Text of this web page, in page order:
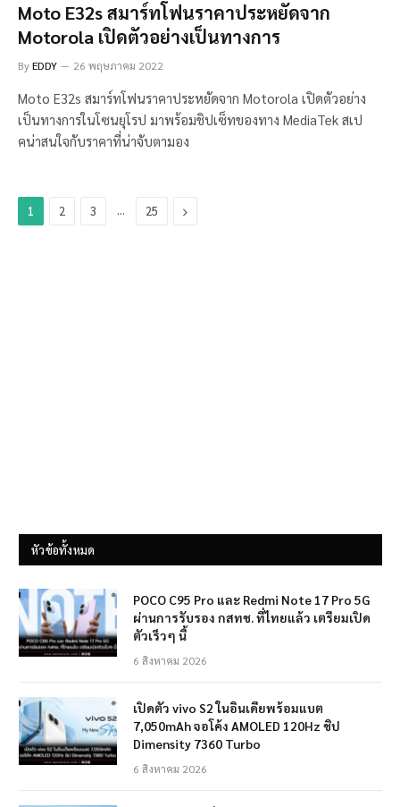
Moto E32s สมาร์ทโฟนราคาประหยัดจาก
Motorola เปิดตัวอย่างเป็นทางการ
ByEDDY 26 พฤษภาคม 2022
Moto E32s สมาร์ทโฟนราคาประหยัดจาก Motorola เปิดตัวอย่าง
เป็นทางการในโซนยุโรป มาพร้อมชิปเซ็ทของทาง MediaTek สเป
คน่าสนใจกับราคาที่น่าจับตามอง
1 2 3 … 25 Next
หัวข้อทั้งหมด
POCO C95 Pro และ Redmi Note 17 Pro 5G
ผ่านการรับรอง กสทช. ที่ไทยแล้ว เตรียมเปิด
ตัวเร็วๆ นี้
6 สิงหาคม 2026
เปิดตัว vivo S2 ในอินเดียพร้อมแบต
7,050mAh จอโค้ง AMOLED 120Hz ชิป
Dimensity 7360 Turbo
6 สิงหาคม 2026